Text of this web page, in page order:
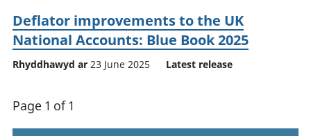
Deflator improvements to the UK
National Accounts: Blue Book 2025
Rhyddhawyd ar 23 June 2025 Latest release
Page 1 of 1